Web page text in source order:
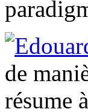
de
résume